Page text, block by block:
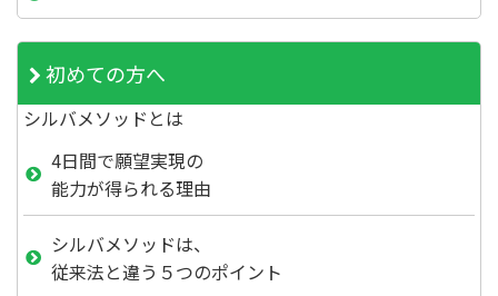
初めての方へ
シルバメソッドとは
4日間で願望実現の
能力が得られる理由
シルバメソッドは、
従来法と違う５つのポイント